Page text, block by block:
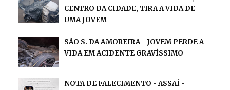
CENTRO DA CIDADE, TIRA A VIDA DE
UMA JOVEM
SÃO S. DA AMOREIRA - JOVEM PERDE A
VIDA EM ACIDENTE GRAVÍSSIMO
NOTA DE FALECIMENTO - ASSAÍ -